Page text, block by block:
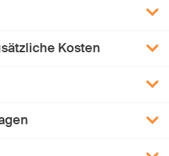
Kosten